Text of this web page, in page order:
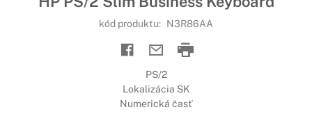
kód produktu: N3R86AA
PS/2
Lokalizácia SK
Numerická časť